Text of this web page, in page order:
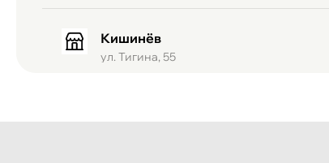
Кишинёв
ул. Тигина, 55